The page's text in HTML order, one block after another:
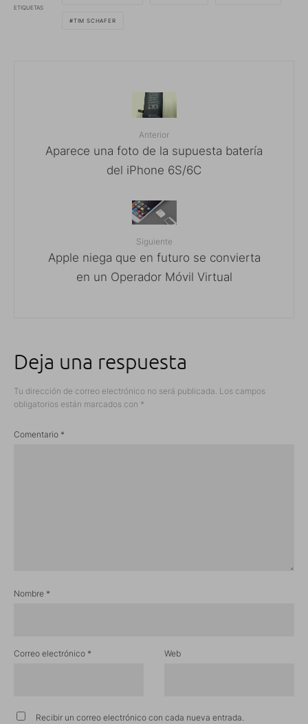
ETIQUETAS
TIM SCHAFER
Anterior
Aparece una foto de la supuesta batería
del iPhone 6S/6C
Siguiente
Apple niega que en futuro se convierta
en un Operador Móvil Virtual
Deja una respuesta
Tu dirección de correo electrónico no será publicada. Los campos
obligatorios están marcados con *
Comentario *
Nombre *
Correo electrónico * Web
Recibir un correo electrónico con cada nueva entrada.